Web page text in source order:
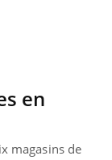
en
magasins de